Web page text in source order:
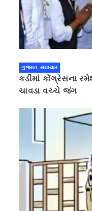
ગુજરાત સમાચાર
કડીમાં કોંગ્રેસના
ચાવડા વચ્ચે જંગ